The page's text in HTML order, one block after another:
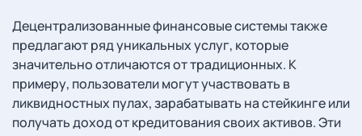
Децентрализованные финансовые системы также
предлагают ряд уникальных услуг, которые
значительно отличаются от традиционных. К
примеру, пользователи могут участвовать в
ликвидностных пулах, зарабатывать на стейкинге или
получать доход от кредитования своих активов. Эти